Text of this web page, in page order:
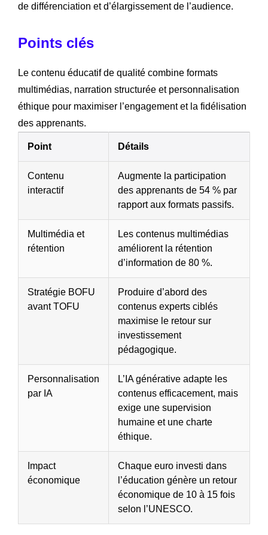
de différenciation et d’élargissement de l’audience.
Points clés
Le contenu éducatif de qualité combine formats
multimédias, narration structurée et personnalisation
éthique pour maximiser l’engagement et la fidélisation
des apprenants.
Point Détails
Contenu
interactif
Augmente la participation
des apprenants de 54 % par
rapport aux formats passifs.
Multimédia et
rétention
Les contenus multimédias
améliorent la rétention
d’information de 80 %.
Stratégie BOFU
avant TOFU
Produire d’abord des
contenus experts ciblés
maximise le retour sur
investissement
pédagogique.
Personnalisation
par IA
L’IA générative adapte les
contenus efficacement, mais
exige une supervision
humaine et une charte
éthique.
Impact
économique
Chaque euro investi dans
l’éducation génère un retour
économique de 10 à 15 fois
selon l’UNESCO.